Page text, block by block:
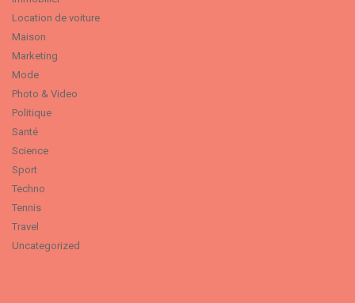
Location de voiture
Maison
Marketing
Mode
Photo & Video
Politique
Santé
Science
Sport
Techno
Tennis
Travel
Uncategorized